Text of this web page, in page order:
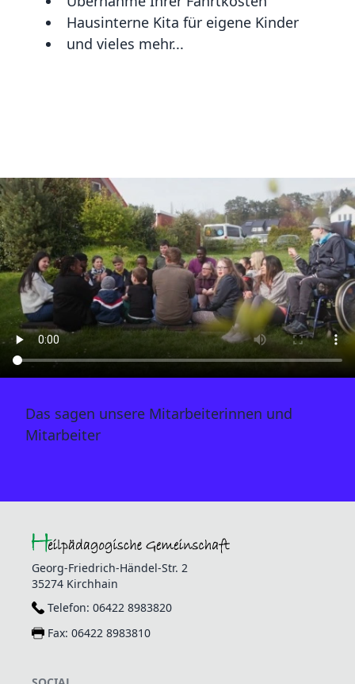
Hausinterne Kita für eigene Kinder
und vieles mehr...
Das sagen unsere Mitarbeiterinnen und
Mitarbeiter
Georg-Friedrich-Händel-Str. 2
35274 Kirchhain
Telefon: 06422 8983820
Fax: 06422 8983810